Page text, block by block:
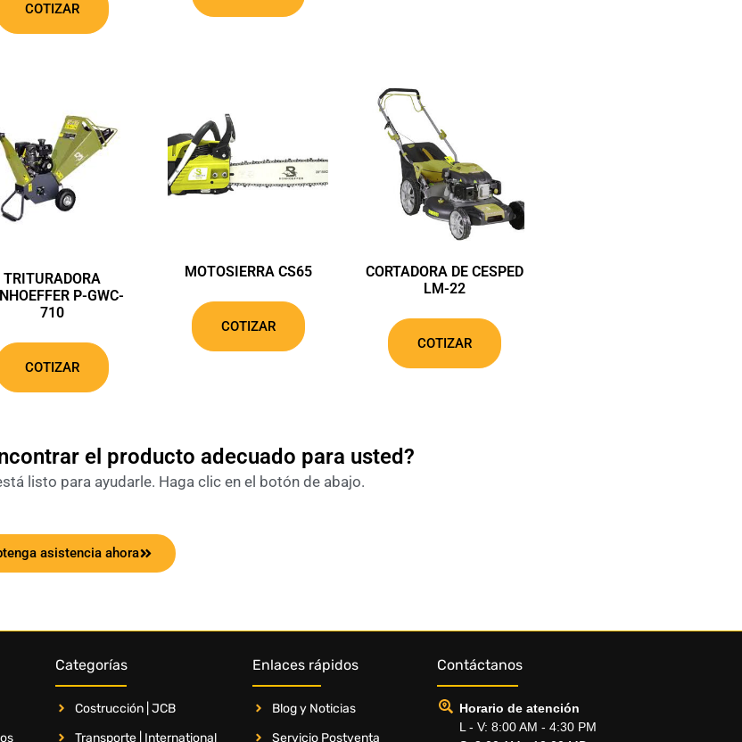
COTIZAR
TRITURADORA
P-GWC-
710
COTIZAR
MOTOSIERRA CS65
COTIZAR
CORTADORA DE CESPED
LM-22
COTIZAR
el producto adecuado para usted?
listo para ayudarle. Haga clic en el botón de abajo.
asistencia ahora
Categorías
Costrucción | JCB
Transporte | International
Enlaces rápidos
Blog y Noticias
Servicio Postventa
Contáctanos
Horario de atención
L - V: 8:00 AM - 4:30 PM